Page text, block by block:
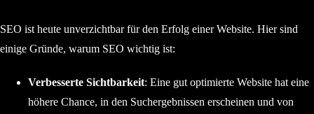
SEO ist heute unverzichtbar für den Erfolg einer Website. Hier sind
einige Gründe, warum SEO wichtig ist:
Verbesserte Sichtbarkeit: Eine gut optimierte Website hat eine
höhere Chance, in den Suchergebnissen erscheinen und von